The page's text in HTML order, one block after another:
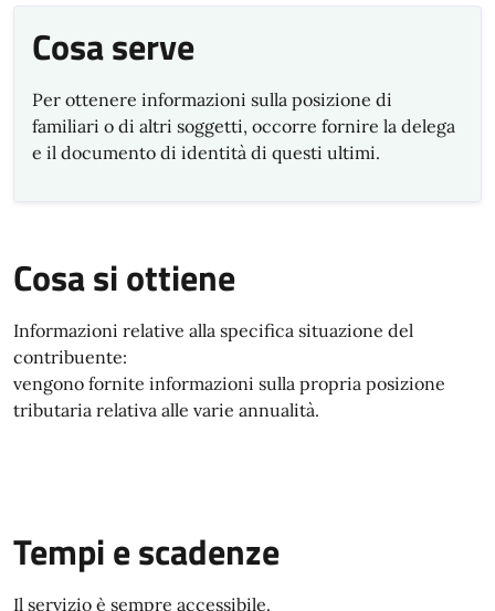
Cosa serve
Per ottenere informazioni sulla posizione di
familiari o di altri soggetti, occorre fornire la delega
e il documento di identità di questi ultimi.
Cosa si ottiene
Informazioni relative alla specifica situazione del
contribuente:
vengono fornite informazioni sulla propria posizione
tributaria relativa alle varie annualità.
Tempi e scadenze
Il servizio è sempre accessibile.